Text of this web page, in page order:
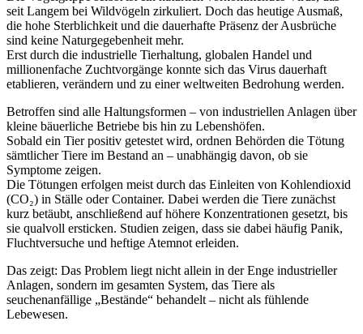
seit Langem bei Wildvögeln zirkuliert. Doch das heutige Ausmaß,
die hohe Sterblichkeit und die dauerhafte Präsenz der Ausbrüche
sind keine Naturgegebenheit mehr.
Erst durch die industrielle Tierhaltung, globalen Handel und
millionenfache Zuchtvorgänge konnte sich das Virus dauerhaft
etablieren, verändern und zu einer weltweiten Bedrohung werden.
Betroffen sind alle Haltungsformen – von industriellen Anlagen über
kleine bäuerliche Betriebe bis hin zu Lebenshöfen.
Sobald ein Tier positiv getestet wird, ordnen Behörden die Tötung
sämtlicher Tiere im Bestand an – unabhängig davon, ob sie
Symptome zeigen.
Die Tötungen erfolgen meist durch das Einleiten von Kohlendioxid
(CO₂) in Ställe oder Container. Dabei werden die Tiere zunächst
kurz betäubt, anschließend auf höhere Konzentrationen gesetzt, bis
sie qualvoll ersticken. Studien zeigen, dass sie dabei häufig Panik,
Fluchtversuche und heftige Atemnot erleiden.
Das zeigt: Das Problem liegt nicht allein in der Enge industrieller
Anlagen, sondern im gesamten System, das Tiere als
seuchenanfällige „Bestände“ behandelt – nicht als fühlende
Lebewesen.